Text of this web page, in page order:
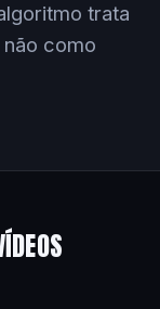
trata
como